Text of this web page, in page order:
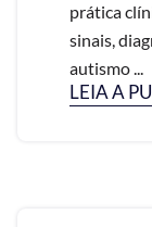
prática
sinais,
autismo ...
LEIA A